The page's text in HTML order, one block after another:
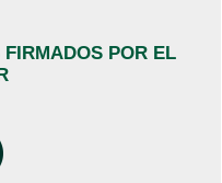
POR EL